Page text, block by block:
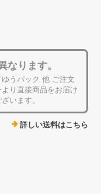
なります。
うパック 他 ご注文
り直接商品をお届け
います。
詳しい送料はこちら